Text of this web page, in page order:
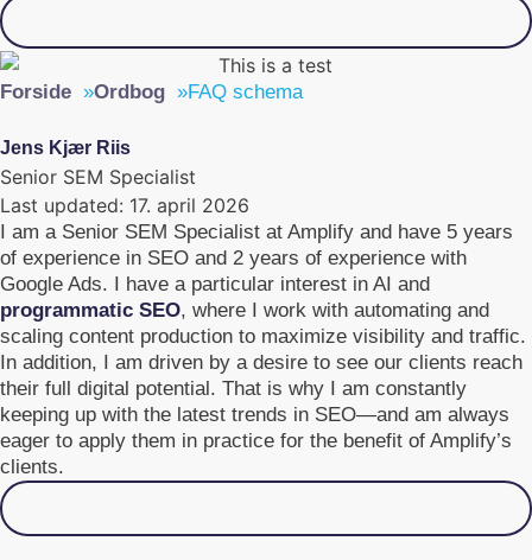
Forside »Ordbog »FAQ schema
Jens Kjær Riis
Senior SEM Specialist
Last updated: 17. april 2026
I am a Senior SEM Specialist at Amplify and have 5 years
of experience in SEO and 2 years of experience with
Google Ads. I have a particular interest in AI and
programmatic SEO, where I work with automating and
scaling content production to maximize visibility and traffic.
In addition, I am driven by a desire to see our clients reach
their full digital potential. That is why I am constantly
keeping up with the latest trends in SEO—and am always
eager to apply them in practice for the benefit of Amplify’s
clients.